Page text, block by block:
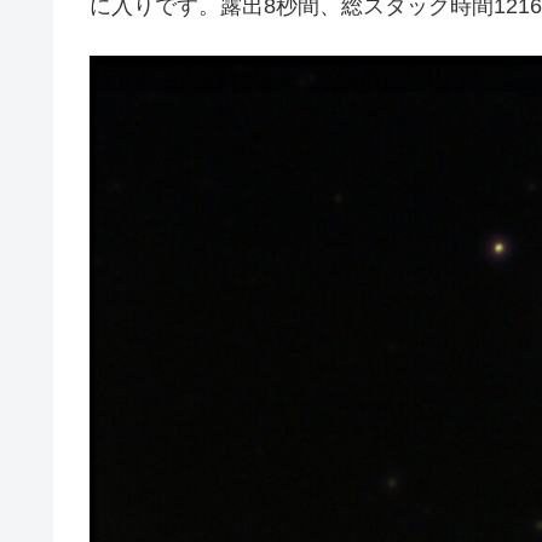
に入りです。露出8秒間、総スタック時間